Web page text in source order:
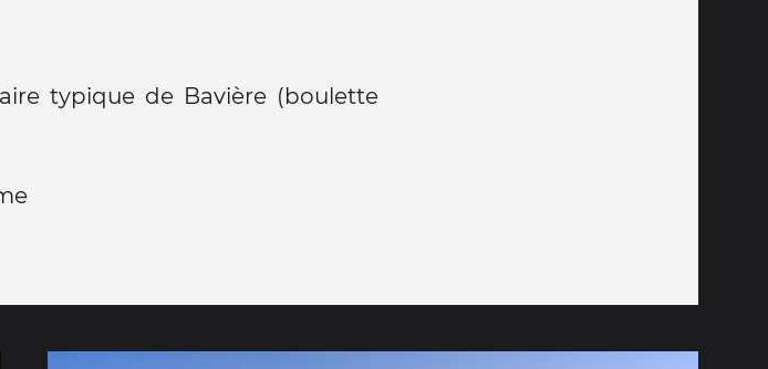
typique de Bavière (boulette